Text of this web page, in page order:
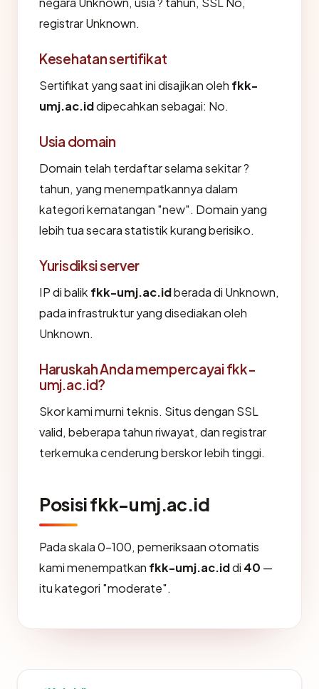
registrar Unknown.
Kesehatan sertifikat
Sertifikat yang saat ini disajikan oleh fkk-
umj.ac.iddipecahkan sebagai: No.
Usia domain
Domain telah terdaftar selama sekitar ?
tahun, yang menempatkannya dalam
kategori kematangan "new". Domain yang
lebih tua secara statistik kurang berisiko.
Yurisdiksi server
IP di balik fkk-umj.ac.idberada di Unknown,
pada infrastruktur yang disediakan oleh
Unknown.
Haruskah Anda mempercayai fkk-
umj.ac.id?
Skor kami murni teknis. Situs dengan SSL
valid, beberapa tahun riwayat, dan registrar
terkemuka cenderung berskor lebih tinggi.
Posisi fkk-umj.ac.id
Pada skala 0-100, pemeriksaan otomatis
kami menempatkan fkk-umj.ac.iddi 40 —
itu kategori "moderate".